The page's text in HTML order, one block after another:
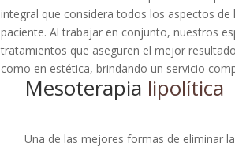
integral que considera todos los aspectos
paciente. Al trabajar en conjunto, nuestros
tratamientos que aseguren el mejor
como en estética, brindando un servicio
Mesoterapia lipolítica
Una de las mejores formas de eliminar la